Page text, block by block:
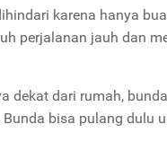
karena hanya
perjalanan jauh dan
dekat dari rumah,
bisa pulang dulu